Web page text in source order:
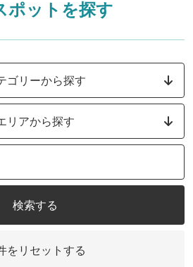
ポットを探す
ゴリーから探す
リアから探す
検索する
をリセットする